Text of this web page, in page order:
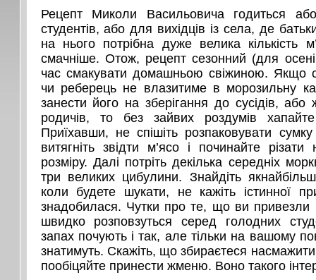
Рецепт Миколи Васильовича годиться
студентів, або для вихідців із села, де
на нього потрібна дуже велика кількість
смачніше. Отож, рецепт сезонний (для
час смакувати домашньою свіжиною. Якщо
чи реберець не влазитиме в морозильну
занести його на зберігання до сусідів,
родичів, то без зайвих роздумів
Приїхавши, не спішіть розпаковувати
витягніть звідти м’ясо і починайте
розміру. Далі потріть декілька середніх
три великих цибулини. Знайдіть
коли будете шукати, не кажіть істинної
знадобилася. Чутки про те, що ви привезли
швидко розповзуться серед голодних
запах почують і так, але тільки на вашому
знатимуть. Скажіть, що збираєтеся насмажити
пообіцяйте принести жменю. Воно такого